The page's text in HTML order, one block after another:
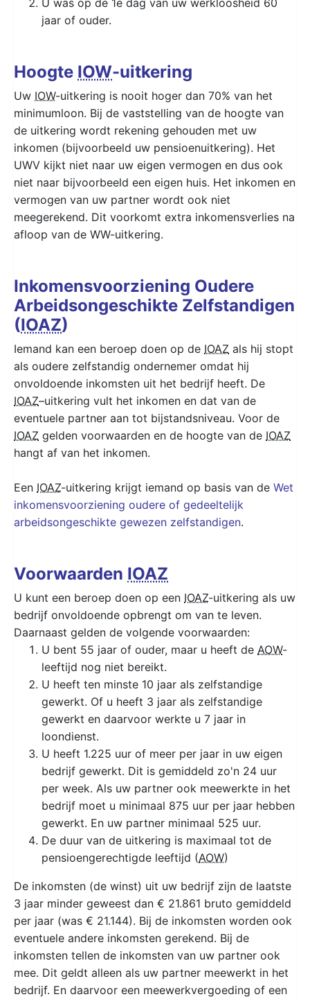
jaar of ouder.
Hoogte IOW-uitkering
Uw IOW-uitkering is nooit hoger dan 70% van het
minimumloon. Bij de vaststelling van de hoogte van
de uitkering wordt rekening gehouden met uw
inkomen (bijvoorbeeld uw pensioenuitkering). Het
UWV kijkt niet naar uw eigen vermogen en dus ook
niet naar bijvoorbeeld een eigen huis. Het inkomen en
vermogen van uw partner wordt ook niet
meegerekend. Dit voorkomt extra inkomensverlies na
afloop van de WW-uitkering.
Inkomensvoorziening Oudere
Arbeidsongeschikte Zelfstandigen
(IOAZ)
Iemand kan een beroep doen op de IOAZ als hij stopt
als oudere zelfstandig ondernemer omdat hij
onvoldoende inkomsten uit het bedrijf heeft. De
IOAZ–uitkering vult het inkomen en dat van de
eventuele partner aan tot bijstandsniveau. Voor de
IOAZ gelden voorwaarden en de hoogte van de IOAZ
hangt af van het inkomen.
Een IOAZ-uitkering krijgt iemand op basis van de Wet
inkomensvoorziening oudere of gedeeltelijk
arbeidsongeschikte gewezen zelfstandigen.
Voorwaarden IOAZ
U kunt een beroep doen op een IOAZ-uitkering als uw
bedrijf onvoldoende opbrengt om van te leven.
Daarnaast gelden de volgende voorwaarden:
U bent 55 jaar of ouder, maar u heeft de AOW-
leeftijd nog niet bereikt.
U heeft ten minste 10 jaar als zelfstandige
gewerkt. Of u heeft 3 jaar als zelfstandige
gewerkt en daarvoor werkte u 7 jaar in
loondienst.
U heeft 1.225 uur of meer per jaar in uw eigen
bedrijf gewerkt. Dit is gemiddeld zo'n 24 uur
per week. Als uw partner ook meewerkte in het
bedrijf moet u minimaal 875 uur per jaar hebben
gewerkt. En uw partner minimaal 525 uur.
De duur van de uitkering is maximaal tot de
pensioengerechtigde leeftijd (AOW)
De inkomsten (de winst) uit uw bedrijf zijn de laatste
3 jaar minder geweest dan € 21.861 bruto gemiddeld
per jaar (was € 21.144). Bij de inkomsten worden ook
eventuele andere inkomsten gerekend. Bij de
inkomsten tellen de inkomsten van uw partner ook
mee. Dit geldt alleen als uw partner meewerkt in het
bedrijf. En daarvoor een meewerkvergoeding of een